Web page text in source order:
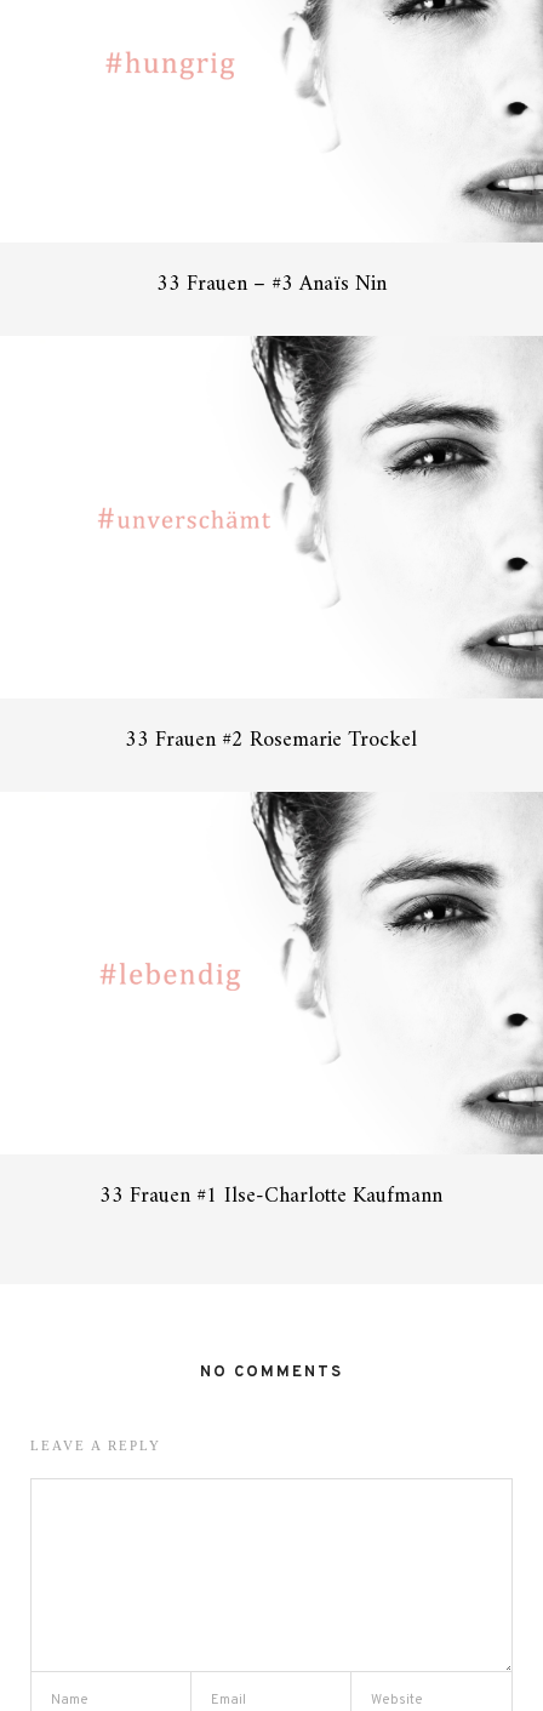
33 Frauen – #3 Anaïs Nin
33 Frauen #2 Rosemarie Trockel
33 Frauen #1 Ilse-Charlotte Kaufmann
NO COMMENTS
LEAVE A REPLY